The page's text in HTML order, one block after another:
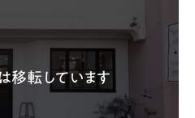
Life
News